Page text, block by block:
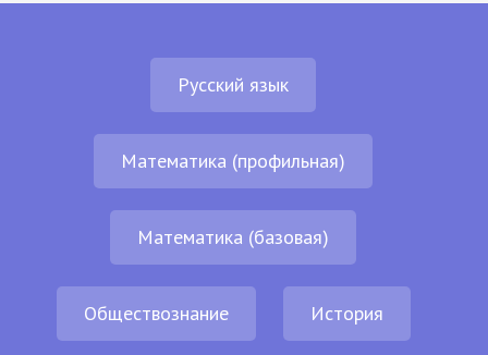
Русский язык
Математика (профильная)
Математика (базовая)
Обществознание История